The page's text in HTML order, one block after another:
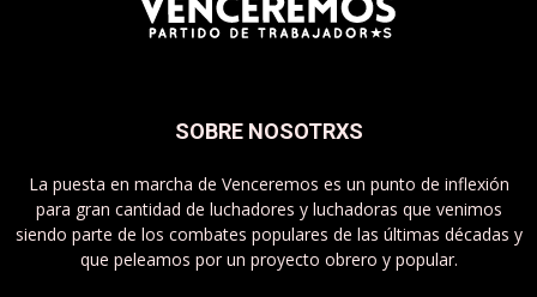
SOBRE NOSOTRXS
La puesta en marcha de Venceremos es un punto de inflexión
para gran cantidad de luchadores y luchadoras que venimos
siendo parte de los combates populares de las últimas décadas y
que peleamos por un proyecto obrero y popular.